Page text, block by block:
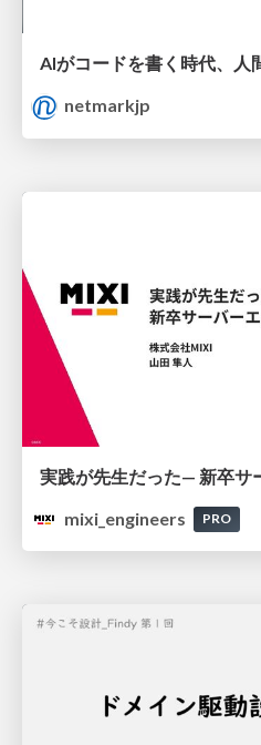
netmarkjp
mixi_engineers
PRO